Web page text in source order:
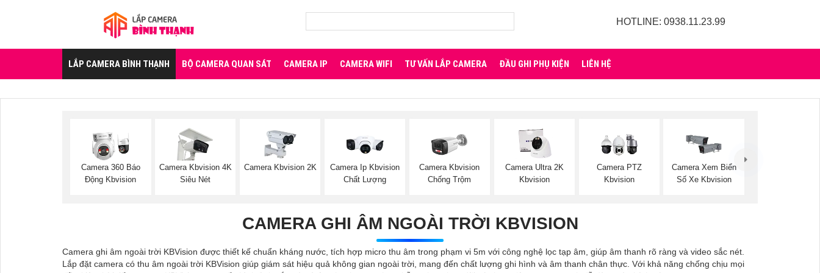
HOTLINE: 0938.11.23.99
LẮP CAMERA BÌNH THẠNH BỘ CAMERA QUAN SÁT CAMERA IP CAMERA WIFI TƯ VẤN LẮP CAMERA ĐẦU GHI PHỤ KIỆN LIÊN HỆ
Camera 360 Báo
Động Kbvision
Camera Kbvision 4K
Siêu Nét
Camera Kbvision 2K
Camera Ip Kbvision
Chất Lượng
Camera Kbvision
Chống Trộm
Camera Ultra 2K
Kbvision
Camera PTZ
Kbvision
Camera Xem Biển
Số Xe Kbvision
CAMERA GHI ÂM NGOÀI TRỜI KBVISION
Camera ghi âm ngoài trời KBVision được thiết kế chuẩn kháng nước, tích hợp micro thu âm trong phạm vi 5m với công nghệ lọc tạp âm, giúp âm thanh rõ ràng và video sắc nét.
Lắp đặt camera có thu âm ngoài trời KBVision giúp giám sát hiệu quả không gian ngoài trời, mang đến chất lượng ghi hình và âm thanh chân thực. Với khả năng chống chịu mọi